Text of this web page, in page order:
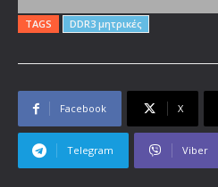
TAGS DDR3 μητρικές
Facebook X
Telegram Viber